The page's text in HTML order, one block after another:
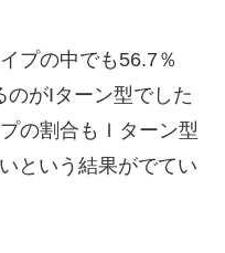
プの中でも56.7％
のがIターン型でした
の割合もＩターン型
という結果がでてい